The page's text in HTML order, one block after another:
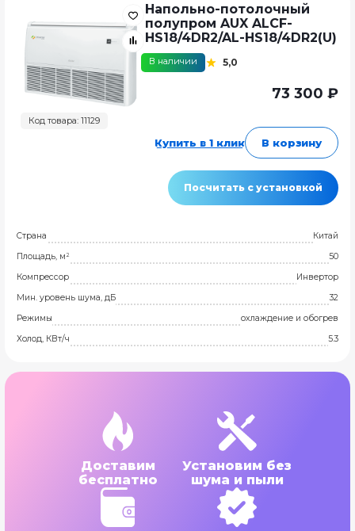
Код товара: 11129
Напольно-потолочный
полупром AUX ALCF-
HS18/4DR2/AL-HS18/4DR2(U)
В наличии 5,0
73 300 ₽
Купить в 1 клик В корзину
Посчитать с установкой
Страна
Китай
Площадь, м²
50
Компрессор
Инвертор
Мин. уровень шума, дБ
32
Режимы
охлаждение и обогрев
Холод, КВт/ч
5.3
Доставим
бесплатно
Установим без
шума и пыли